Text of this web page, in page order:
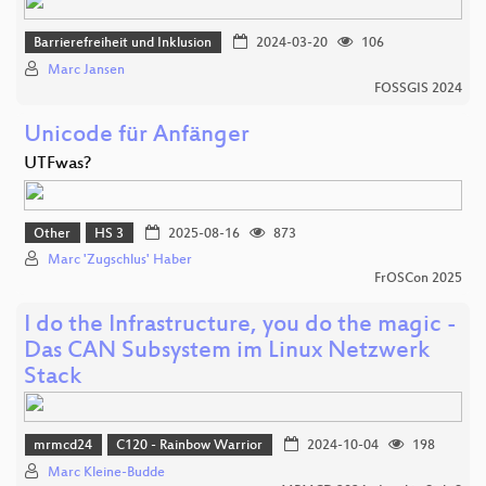
Barrierefreiheit und Inklusion 2024-03-20
106
Marc Jansen
FOSSGIS 2024
Unicode für Anfänger
UTFwas?
Other HS 3 2025-08-16
873
Marc 'Zugschlus' Haber
FrOSCon 2025
I do the Infrastructure, you do the magic -
Das CAN Subsystem im Linux Netzwerk
Stack
mrmcd24 C120 - Rainbow Warrior 2024-10-04
198
Marc Kleine-Budde